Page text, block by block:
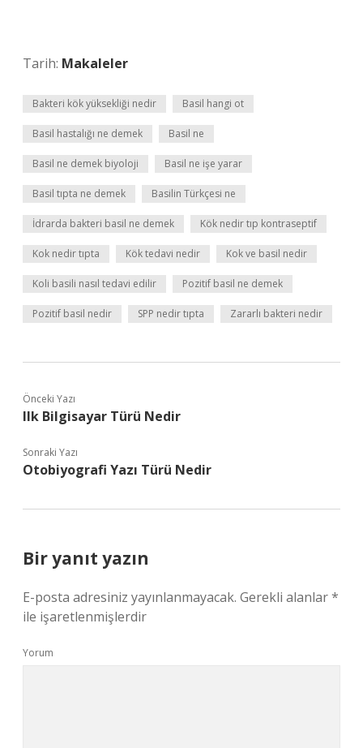
Tarih: Makaleler
Bakteri kök yüksekliği nedir Basil hangi ot
Basil hastalığı ne demek Basil ne
Basil ne demek biyoloji Basil ne işe yarar
Basil tıpta ne demek Basilin Türkçesi ne
İdrarda bakteri basil ne demek Kök nedir tıp kontraseptif
Kok nedir tıpta Kök tedavi nedir Kok ve basil nedir
Koli basili nasıl tedavi edilir Pozitif basil ne demek
Pozitif basil nedir SPP nedir tıpta Zararlı bakteri nedir
Önceki Yazı
Ilk Bilgisayar Türü Nedir
Sonraki Yazı
Otobiyografi Yazı Türü Nedir
Bir yanıt yazın
E-posta adresiniz yayınlanmayacak. Gerekli alanlar*
ile işaretlenmişlerdir
Yorum